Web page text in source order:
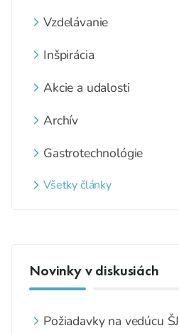
Vzdelávanie
Inšpirácia
Akcie a udalosti
Archív
Gastrotechnológie
Všetky články
Novinky v diskusiách
Požiadavky na vedúcu ŠJ